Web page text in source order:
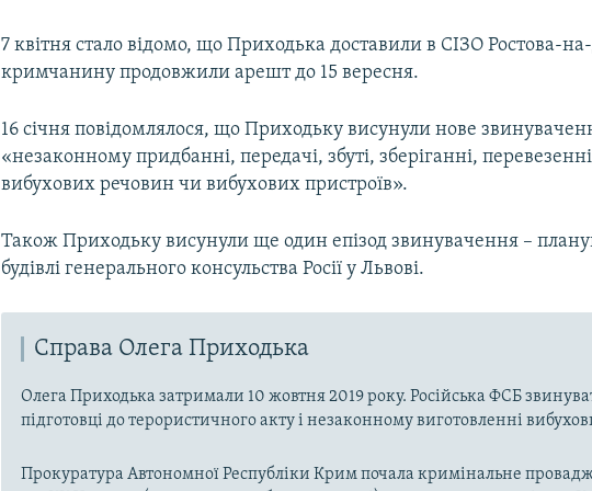
7 квітня стало відомо, що Приходька доставили в СІЗО Ростова-
кримчанину продовжили арешт до 15 вересня.
16 січня повідомлялося, що Приходьку висунули нове
«незаконному придбанні, передачі, збуті, зберіганні,
вибухових речовин чи вибухових пристроїв».
Також Приходьку висунули ще один епізод звинувачення –
будівлі генерального консульства Росії у Львові.
Справа Олега Приходька
Олега Приходька затримали 10 жовтня 2019 року. Російська ФСБ
підготовці до терористичного акту і незаконному виготовленні
Прокуратура Автономної Республіки Крим почала кримінальне